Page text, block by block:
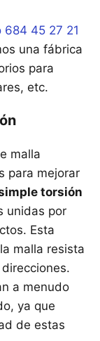
45 27 21
una fábrica
para
etc.
malla
para mejorar
torsión
unidas por
Esta
malla resista
a menudo
ya que
de estas